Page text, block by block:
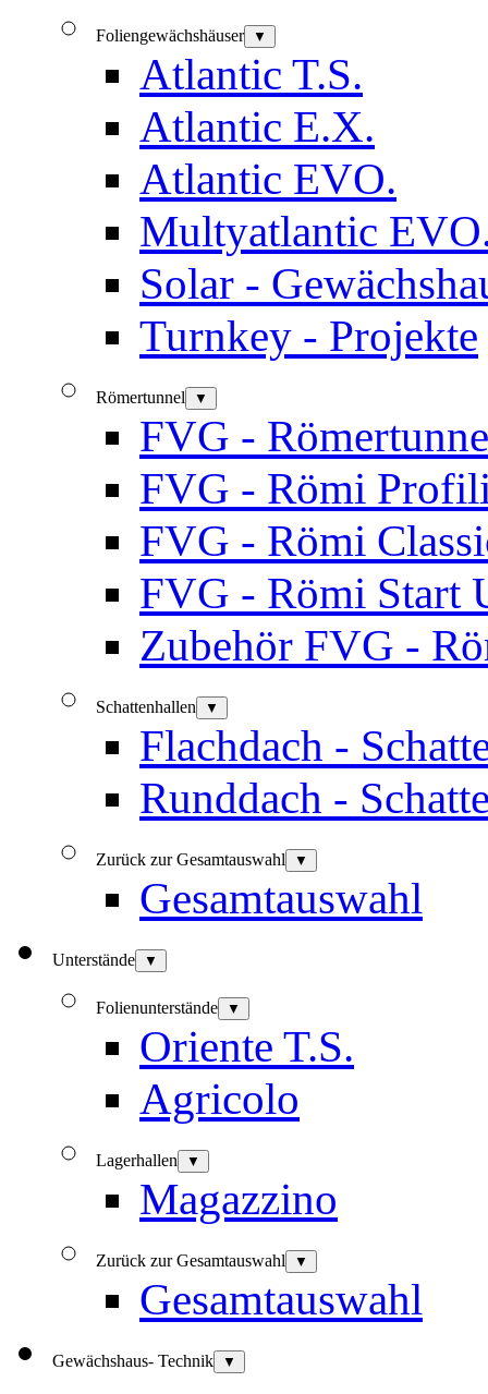
Foliengewächshäuser ▼
Atlantic T.S.
Atlantic E.X.
Atlantic EVO.
Multyatlantic
Solar -
Turnkey - Projekte
Römertunnel ▼
FVG -
FVG - Römi
FVG - Römi
FVG - Römi Start
Zubehör FVG -
Schattenhallen ▼
Flachdach -
Runddach -
Zurück zur Gesamtauswahl ▼
Gesamtauswahl
Unterstände ▼
Folienunterstände ▼
Oriente T.S.
Agricolo
Lagerhallen ▼
Magazzino
Zurück zur Gesamtauswahl ▼
Gesamtauswahl
Gewächshaus- Technik ▼